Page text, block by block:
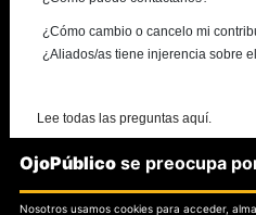
¿Cómo cambio o cancelo mi
¿Aliados/as tiene injerencia sobre
Lee todas las preguntas aquí.
¿Necesitas
OjoPúblico se preocupa
Nosotros usamos cookies para acceder,